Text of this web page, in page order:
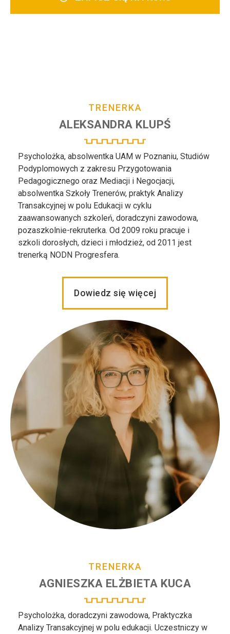
TRENERKA
ALEKSANDRA KLUPŚ
Psycholożka, absolwentka UAM w Poznaniu, Studiów
Podyplomowych z zakresu Przygotowania
Pedagogicznego oraz Mediacji i Negocjacji,
absolwentka Szkoły Trenerów, praktyk Analizy
Transakcyjnej w polu Edukacji w cyklu
zaawansowanych szkoleń, doradczyni zawodowa,
pozaszkolnie-rekruterka. Od 2009 roku pracuje i
szkoli dorosłych, dzieci i młodzież, od 2011 jest
trenerką NODN Progresfera.
Dowiedz się więcej
TRENERKA
AGNIESZKA ELŻBIETA KUCA
Psycholożka, doradczyni zawodowa, Praktyczka
Analizy Transakcyjnej w polu edukacji. Uczestniczy w